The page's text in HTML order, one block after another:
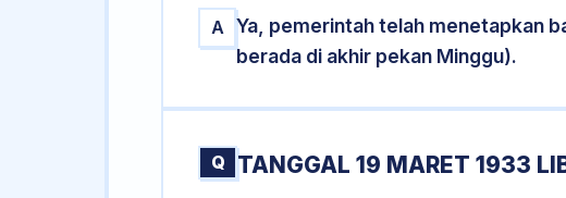
A Ya, pemerintah telah menetapkan
berada di akhir pekan Minggu).
Q TANGGAL 19 MARET 1933